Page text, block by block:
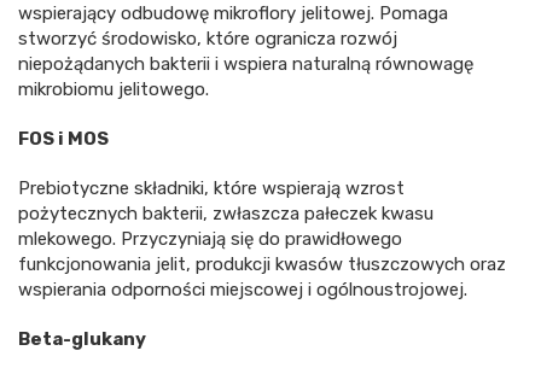
wspierający odbudowę mikroflory jelitowej. Pomaga
stworzyć środowisko, które ogranicza rozwój
niepożądanych bakterii i wspiera naturalną równowagę
mikrobiomu jelitowego.
FOS i MOS
Prebiotyczne składniki, które wspierają wzrost
pożytecznych bakterii, zwłaszcza pałeczek kwasu
mlekowego. Przyczyniają się do prawidłowego
funkcjonowania jelit, produkcji kwasów tłuszczowych oraz
wspierania odporności miejscowej i ogólnoustrojowej.
Beta-glukany